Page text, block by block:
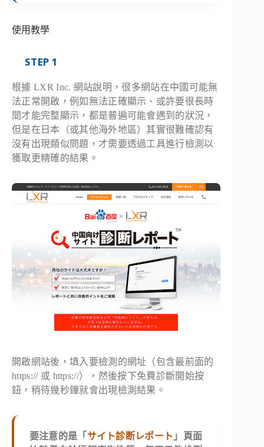
使用教學
STEP 1
根據 LXR Inc. 網站說明，很多網站在中國可能無
法正常開啟，例如無法正確顯示、或許要很長時
間才能完整顯示，都是普遍可能會遇到的狀況，
但是在日本（或其他海外地區）其實很難確認有
沒有出現類似問題，才需要透過工具進行檢測以
獲取更精確的結果。
開啟網站後，填入要檢測的網址（包含最前面的
https:// 或 https://），然後按下免費診斷開始按
鈕，稍待幾秒鐘就會出現檢測結果。
要注意的是「 サイト診断レポート 」頁面